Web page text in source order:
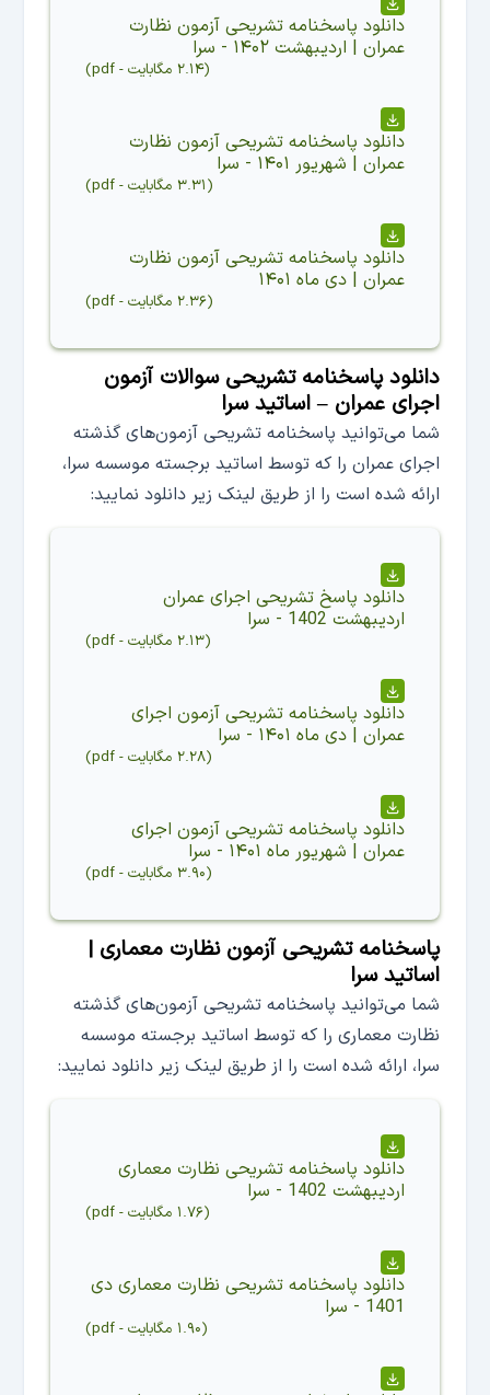
دانلود پاسخنامه تشریحی آزمون نظارت
عمران | اردیبهشت ۱۴۰۲ - سرا
(۲.۱۴ مگابایت -
pdf
)
دانلود پاسخنامه تشریحی آزمون نظارت
عمران | شهریور ۱۴۰۱ - سرا
(۳.۳۱ مگابایت -
pdf
)
دانلود پاسخنامه تشریحی آزمون نظارت
عمران | دی ماه ۱۴۰۱
(۲.۳۶ مگابایت -
pdf
)
دانلود پاسخنامه تشریحی سوالات آزمون
اجرای عمران – اساتید سرا
شما می‌توانید پاسخنامه تشریحی آزمون‌های گذشته
اجرای عمران را که توسط اساتید برجسته موسسه سرا،
ارائه شده است را از طریق لینک زیر دانلود نمایید:
دانلود پاسخ تشریحی اجرای عمران
اردیبهشت 1402 - سرا
(۲.۱۳ مگابایت -
pdf
)
دانلود پاسخنامه تشریحی آزمون اجرای
عمران | دی ماه ۱۴۰۱ - سرا
(۲.۲۸ مگابایت -
pdf
)
دانلود پاسخنامه تشریحی آزمون اجرای
عمران | شهریور ماه ۱۴۰۱ - سرا
(۳.۹۰ مگابایت -
pdf
)
پاسخنامه تشریحی آزمون نظارت معماری |
اساتید سرا
شما می‌توانید پاسخنامه تشریحی آزمون‌های گذشته
نظارت معماری را که توسط اساتید برجسته موسسه
سرا، ارائه شده است را از طریق لینک زیر دانلود نمایید:
دانلود پاسخنامه تشریحی نظارت معماری
اردیبهشت 1402 - سرا
(۱.۷۶ مگابایت -
pdf
)
دانلود پاسخنامه تشریحی نظارت معماری دی
1401 - سرا
(۱.۹۰ مگابایت -
pdf
)